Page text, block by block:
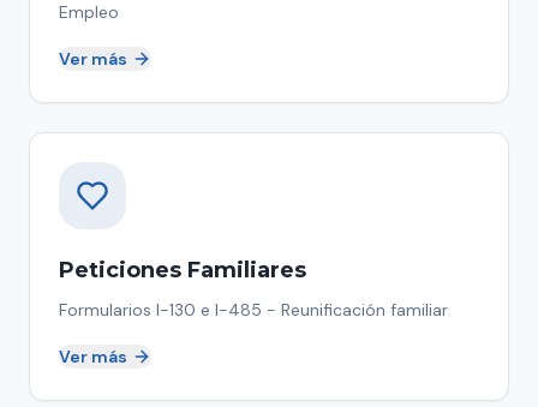
Empleo
Ver más
Peticiones Familiares
Formularios I-130 e I-485 - Reunificación familiar
Ver más